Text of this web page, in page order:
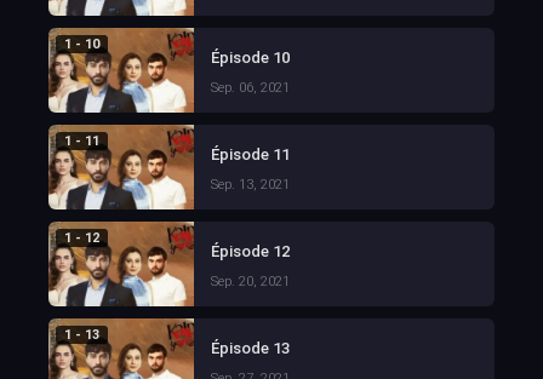
1 - 10
Épisode 10
Sep. 06, 2021
1 - 11
Épisode 11
Sep. 13, 2021
1 - 12
Épisode 12
Sep. 20, 2021
1 - 13
Épisode 13